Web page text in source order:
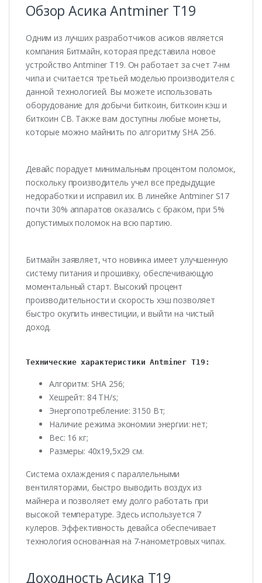
Обзор Асика Antminer T19
Одним из лучших разработчиков асиков является
компания Битмайн, которая представила новое
устройство Antminer T19. Он работает за счет 7-нм
чипа и считается третьей моделью производителя с
данной технологией. Вы можете использовать
оборудование для добычи биткоин, биткоин кэш и
биткоин СВ. Также вам доступны любые монеты,
которые можно майнить по алгоритму SHA 256.
Девайс порадует минимальным процентом поломок,
поскольку производитель учел все предыдущие
недоработки и исправил их. В линейке Antminer S17
почти 30% аппаратов оказались с браком, при 5%
допустимых поломок на всю партию.
Битмайн заявляет, что новинка имеет улучшенную
систему питания и прошивку, обеспечивающую
моментальный старт. Высокий процент
производительности и скорость хэш позволяет
быстро окупить инвестиции, и выйти на чистый
доход.
Технические характеристики Antminer T19:
Алгоритм: SHA 256;
Хешрейт: 84 TH/s;
Энергопотребление: 3150 Вт;
Наличие режима экономии энергии: нет;
Вес: 16 кг;
Размеры: 40х19,5х29 см.
Система охлаждения с параллельными
вентиляторами, быстро выводить воздух из
майнера и позволяет ему долго работать при
высокой температуре. Здесь используется 7
кулеров. Эффективность девайса обеспечивает
технология основанная на 7-нанометровых чипах.
Доходность Асика T19